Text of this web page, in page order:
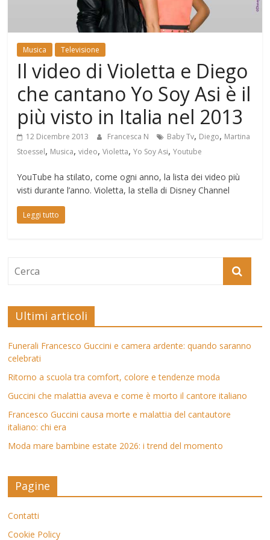
Musica Televisione
Il video di Violetta e Diego
che cantano Yo Soy Asi è il
più visto in Italia nel 2013
12 Dicembre 2013 Francesca N Baby Tv, Diego, Martina
Stoessel, Musica,video,Violetta,Yo Soy Asi,Youtube
YouTube ha stilato, come ogni anno, la lista dei video più
visti durante l’anno. Violetta, la stella di Disney Channel
Leggi tutto
Ultimi articoli
Funerali Francesco Guccini e camera ardente: quando saranno
celebrati
Ritorno a scuola tra comfort, colore e tendenze moda
Guccini che malattia aveva e come è morto il cantore italiano
Francesco Guccini causa morte e malattia del cantautore
italiano: chi era
Moda mare bambine estate 2026: i trend del momento
Pagine
Contatti
Cookie Policy